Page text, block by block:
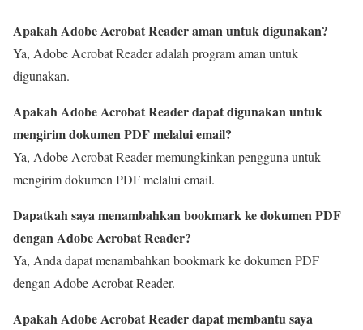
Apakah Adobe Acrobat Reader aman untuk digunakan?
Ya, Adobe Acrobat Reader adalah program aman untuk
digunakan.
Apakah Adobe Acrobat Reader dapat digunakan untuk
mengirim dokumen PDF melalui email?
Ya, Adobe Acrobat Reader memungkinkan pengguna untuk
mengirim dokumen PDF melalui email.
Dapatkah saya menambahkan bookmark ke dokumen PDF
dengan Adobe Acrobat Reader?
Ya, Anda dapat menambahkan bookmark ke dokumen PDF
dengan Adobe Acrobat Reader.
Apakah Adobe Acrobat Reader dapat membantu saya